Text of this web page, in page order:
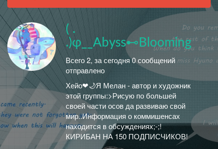
( .
.)φ__Abyss⊷Blooming
Всего 2, за сегодня 0 сообщений
отправлено
Хейо❤🌙Я Мелан - автор и художник
этой группы:>Рисую по большей
своей части осов да развиваю свой
мир..Информация о коммишенсах
находится в обсуждениях;-;!
КИРИБАН НА 150 ПОДПИСЧИКОВ!